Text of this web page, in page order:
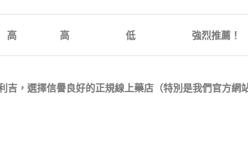
高 高 低 強烈推薦！
吉，選擇信譽良好的正規線上藥店（特別是我們官方網